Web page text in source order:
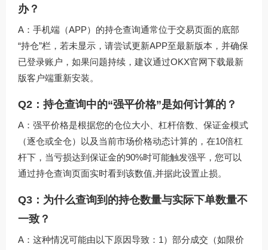
办？
A：手机端（APP）的持仓查询通常位于交易页面的底部
“持仓”栏，若未显示，请尝试更新APP至最新版本，并确保
已登录账户，如果问题持续，建议通过OKX官网下载最新
版客户端重新安装。
Q2：持仓查询中的“强平价格”是如何计算的？
A：强平价格是根据您的仓位大小、杠杆倍数、保证金模式
（逐仓或全仓）以及当前市场价格动态计算的，在10倍杠
杆下，当亏损达到保证金的90%时可能触发强平，您可以
通过持仓查询页面实时看到该数值,并据此设置止损。
Q3：为什么查询到的持仓数量与实际下单数量不
一致？
A：这种情况可能由以下原因导致：1）部分成交（如限价